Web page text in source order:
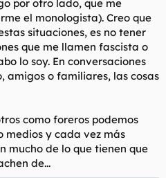
por otro lado, que me
el monologista). Creo que
situaciones, es no tener
que me llamen fascista o
lo soy. En conversaciones
amigos o familiares, las cosas
como foreros podemos
medios y cada vez más
mucho de lo que tienen que
de...